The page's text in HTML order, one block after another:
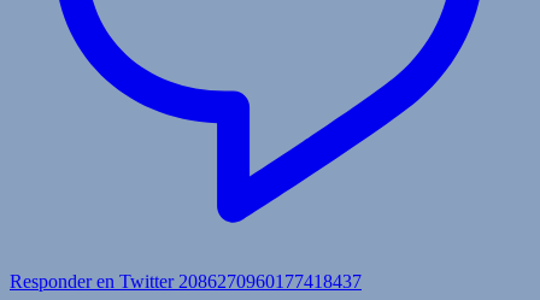
Responder en Twitter 2086270960177418437